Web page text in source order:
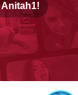
Anitah1!